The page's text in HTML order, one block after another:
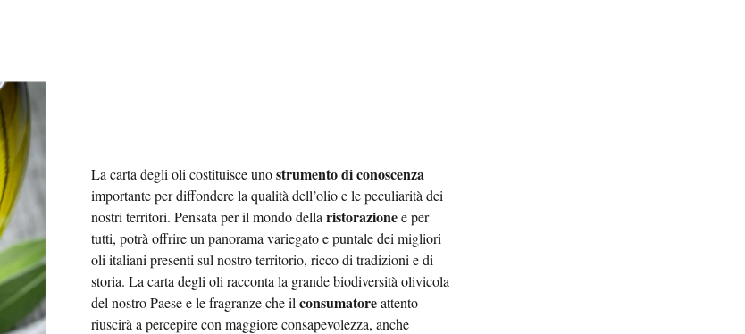
La carta degli oli costituisce unostrumento di conoscenza
importante per diffondere la qualità dell’olio e le peculiarità dei
nostri territori. Pensata per il mondo dellaristorazionee per
tutti, potrà offrire un panorama variegato e puntale dei migliori
oli italiani presenti sul nostro territorio, ricco di tradizioni e di
storia. La carta degli oli racconta la grande biodiversità olivicola
del nostro Paese e le fragranze che ilconsumatoreattento
riuscirà a percepire con maggiore consapevolezza, anche